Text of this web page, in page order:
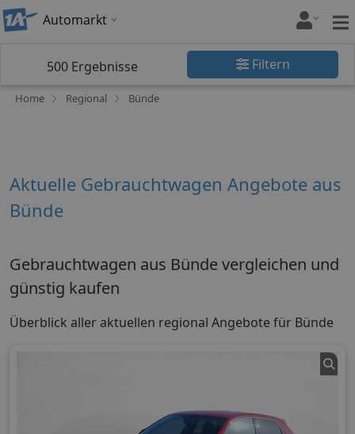
Automarkt
500 Ergebnisse Filtern
Home Regional Bünde
Aktuelle Gebrauchtwagen Angebote aus
Bünde
Gebrauchtwagen aus Bünde vergleichen und
günstig kaufen
Überblick aller aktuellen regional Angebote für Bünde